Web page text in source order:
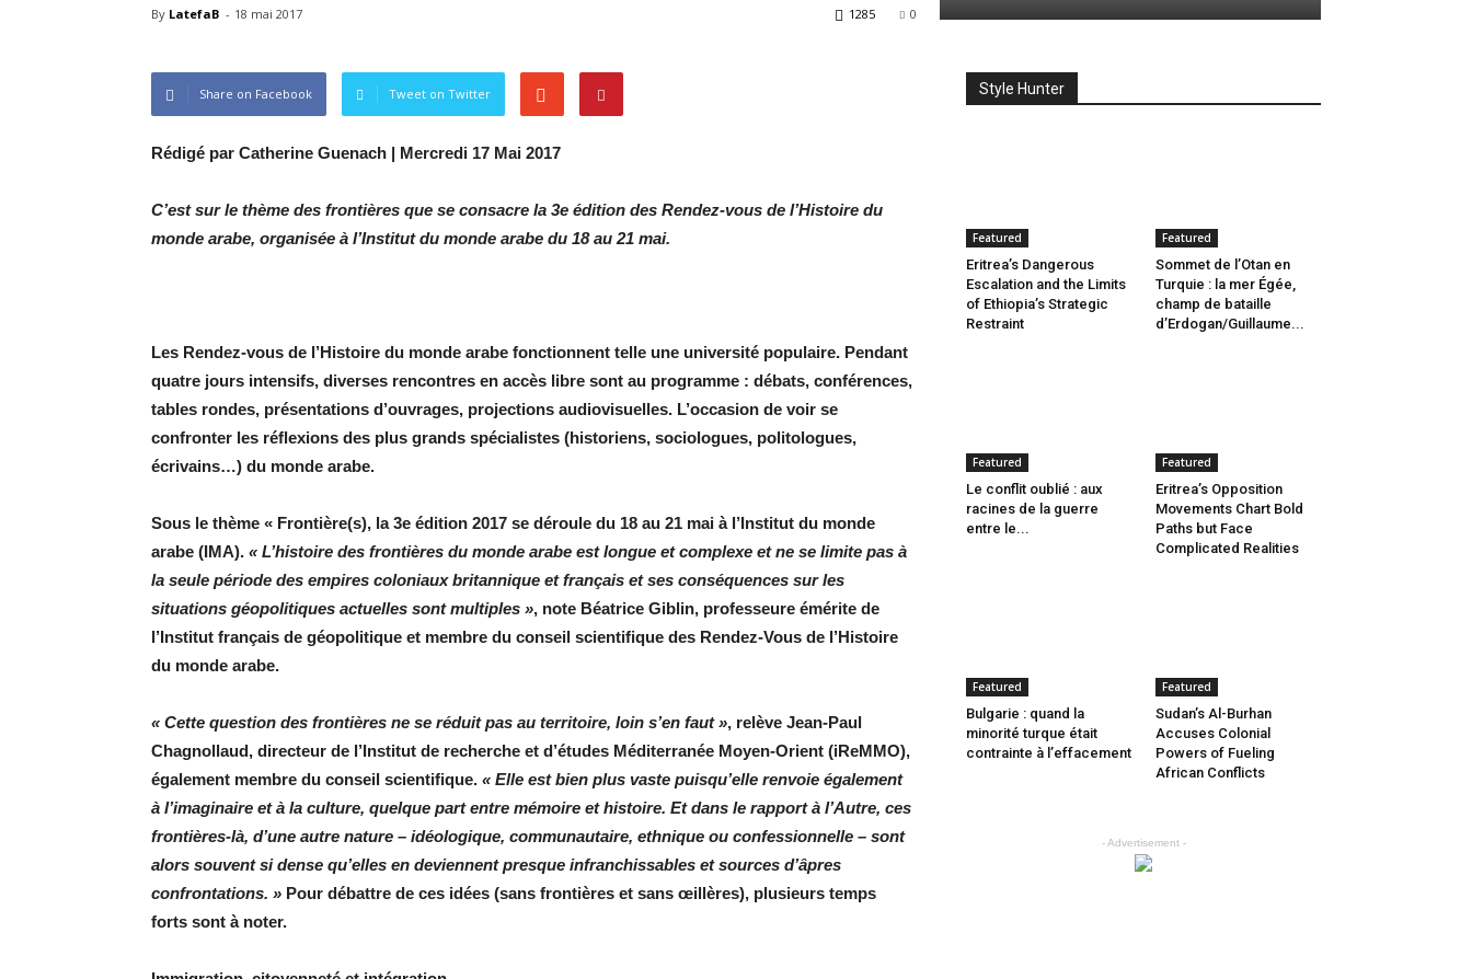
By LatefaB - 18 mai 2017 0
1285
Share on Facebook Tweet on Twitter
Rédigé par Catherine Guenach | Mercredi 17 Mai 2017
C’est sur le thème des frontières que se consacre la 3e édition des Rendez-vous de l’Histoire du
monde arabe, organisée à l’Institut du monde arabe du 18 au 21 mai.
Les Rendez-vous de l’Histoire du monde arabe fonctionnent telle une université populaire. Pendant
quatre jours intensifs, diverses rencontres en accès libre sont au programme : débats, conférences,
tables rondes, présentations d’ouvrages, projections audiovisuelles. L’occasion de voir se
confronter les réflexions des plus grands spécialistes (historiens, sociologues, politologues,
écrivains…) du monde arabe.
Sous le thème « Frontière(s), la 3e édition 2017 se déroule du 18 au 21 mai à l’Institut du monde
arabe (IMA). « L’histoire des frontières du monde arabe est longue et complexe et ne se limite pas à
la seule période des empires coloniaux britannique et français et ses conséquences sur les
situations géopolitiques actuelles sont multiples », note Béatrice Giblin, professeure émérite de
l’Institut français de géopolitique et membre du conseil scientifique des Rendez-Vous de l’Histoire
du monde arabe.
« Cette question des frontières ne se réduit pas au territoire, loin s’en faut », relève Jean-Paul
Chagnollaud, directeur de l’Institut de recherche et d’études Méditerranée Moyen-Orient (iReMMO),
également membre du conseil scientifique. « Elle est bien plus vaste puisqu’elle renvoie également
à l’imaginaire et à la culture, quelque part entre mémoire et histoire. Et dans le rapport à l’Autre, ces
frontières-là, d’une autre nature – idéologique, communautaire, ethnique ou confessionnelle – sont
alors souvent si dense qu’elles en deviennent presque infranchissables et sources d’âpres
confrontations. » Pour débattre de ces idées (sans frontières et sans œillères), plusieurs temps
forts sont à noter.
Style Hunter
Featured
Eritrea’s Dangerous
Escalation and the Limits
of Ethiopia’s Strategic
Restraint
Featured
Sommet de l’Otan en
Turquie : la mer Égée,
champ de bataille
d’Erdogan/Guillaume...
Featured
Le conflit oublié : aux
racines de la guerre
entre le...
Featured
Eritrea’s Opposition
Movements Chart Bold
Paths but Face
Complicated Realities
Featured
Bulgarie : quand la
minorité turque était
contrainte à l’effacement
Featured
Sudan’s Al-Burhan
Accuses Colonial
Powers of Fueling
African Conflicts
- Advertisement -